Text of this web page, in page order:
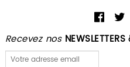
Recevez nos